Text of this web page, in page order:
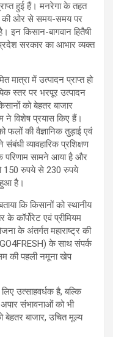
हुई हैं। मनरेगा के तहत
की ओर से समय-समय पर
इन किसान-बागवान हितैषी
सरकार का आभार व्यक्त
मात्रा में उत्पादन प्राप्त हो
स्तर पर भरपूर उत्पादन
को बेहतर बाजार
ने विशेष प्रयास किए हैं।
फलों की वैज्ञानिक तुड़ाई एवं
व्यावहारिक प्रशिक्षण
परिणाम सामने आया है और
150 रुपये से 230 रुपये
हुआ है।
कि किसानों को स्थानीय
कॉर्पोरेट एवं प्रीमियम
के अंतर्गत महाराष्ट्र की
के साथ संपर्क
की पहली नमूना खेप
उत्साहवर्धक है, बल्कि
संभावनाओं को भी
बेहतर बाजार, उचित मूल्य